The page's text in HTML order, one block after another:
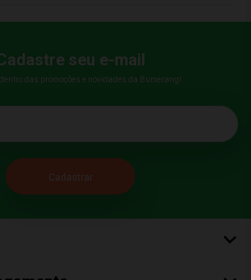
seu e-mail
das promoções e novidades da Bumerang!